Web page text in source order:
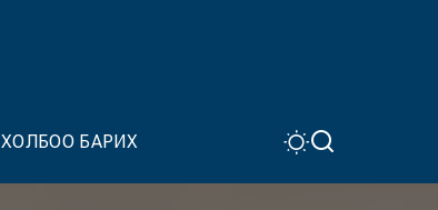
ХОЛБОО БАРИХ